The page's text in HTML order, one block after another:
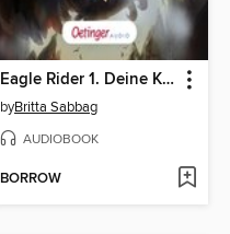
Eagle Rider 1. Deine Kraft findet dich
byBritta Sabbag
AUDIOBOOK
BORROW